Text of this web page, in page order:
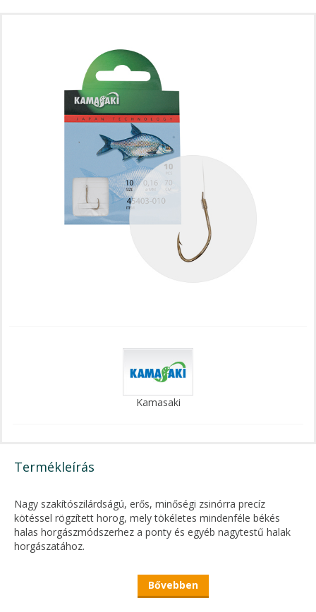
Kamasaki
Termékleírás
Nagy szakítószilárdságú, erős, minőségi zsinórra precíz
kötéssel rögzített horog, mely tökéletes mindenféle békés
halas horgászmódszerhez a ponty és egyéb nagytestű halak
horgászatához.
A horog síkjából kihajtott azzal hegyesszöget
Bővebben